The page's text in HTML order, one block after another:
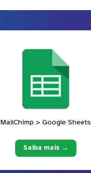
MailChimp > Google Sheets
Saiba mais →